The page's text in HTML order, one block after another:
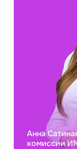
Анна
комиссии